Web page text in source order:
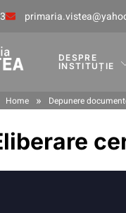
DESPRE
INSTITUȚIE
Home » Depunere